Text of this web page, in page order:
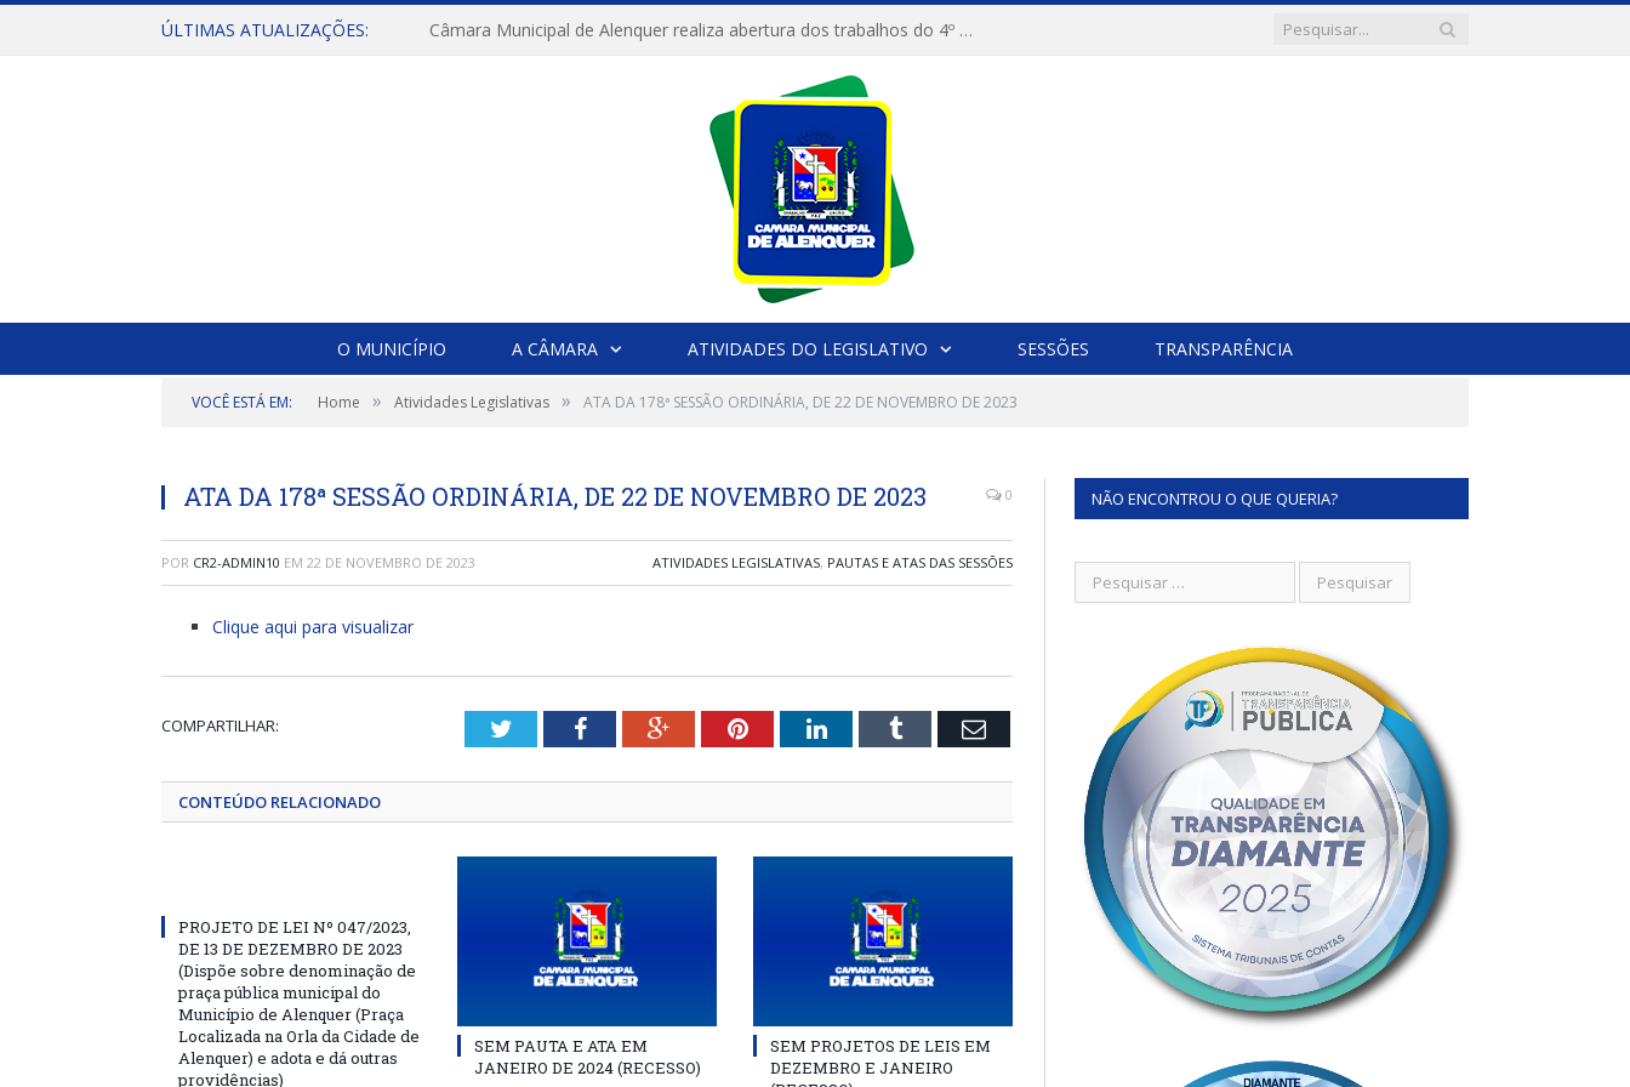
ÚLTIMAS ATUALIZAÇÕES: Câmara Municipal de Alenquer realiza abertura dos trabalhos do 4º Período Legislativo
O MUNICÍPIO A CÂMARA ATIVIDADES DO LEGISLATIVO SESSÕES TRANSPARÊNCIA
VOCÊ ESTÁ EM: Home » Atividades Legislativas » ATA DA 178ª SESSÃO ORDINÁRIA, DE 22 DE NOVEMBRO DE 2023
ATA DA 178ª SESSÃO ORDINÁRIA, DE 22 DE NOVEMBRO DE 2023 0
POR CR2-ADMIN10 EM 22 DE NOVEMBRO DE 2023 ATIVIDADES LEGISLATIVAS, PAUTAS E ATAS DAS SESSÕES
Clique aqui para visualizar
COMPARTILHAR: TwitterFacebookGoogle+PinterestLinkedInTumblr Email
CONTEÚDO RELACIONADO
PROJETO DE LEI Nº 047/2023,
DE 13 DE DEZEMBRO DE 2023
(Dispõe sobre denominação de
praça pública municipal do
Município de Alenquer (Praça
Localizada na Orla da Cidade de
Alenquer) e adota e dá outras
providências)
SEM PAUTA E ATA EM
JANEIRO DE 2024 (RECESSO)
SEM PROJETOS DE LEIS EM
DEZEMBRO E JANEIRO
NÃO ENCONTROU O QUE QUERIA?